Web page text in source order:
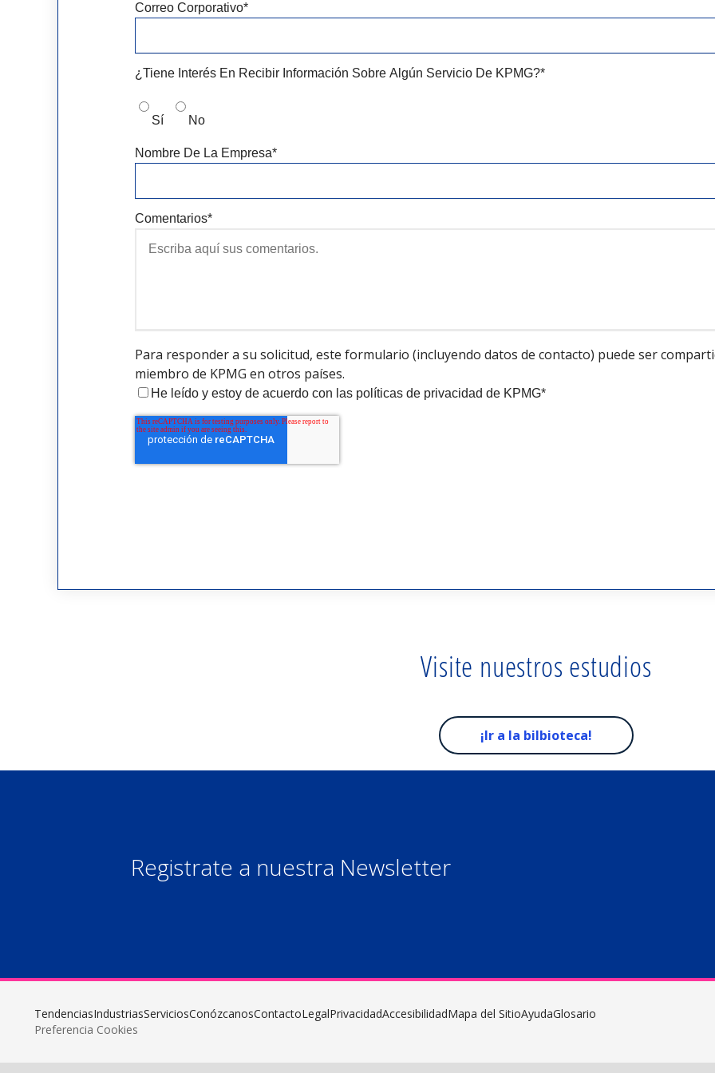
Correo Corporativo*
¿Tiene Interés En Recibir Información Sobre Algún Servicio De KPMG?*
Sí No
Nombre De La Empresa*
Comentarios*
Para responder a su solicitud, este formulario (incluyendo datos de contacto) puede ser
miembro de KPMG en otros países.
He leído y estoy de acuerdo con las políticas de privacidad de KPMG*
Visite nuestros estudios
¡Ir a la bilbioteca!
Registrate a nuestra Newsletter
TendenciasIndustriasServiciosConózcanosContactoLegalPrivacidadAccesibilidadMapa del SitioAyudaGlosario
Preferencia Cookies